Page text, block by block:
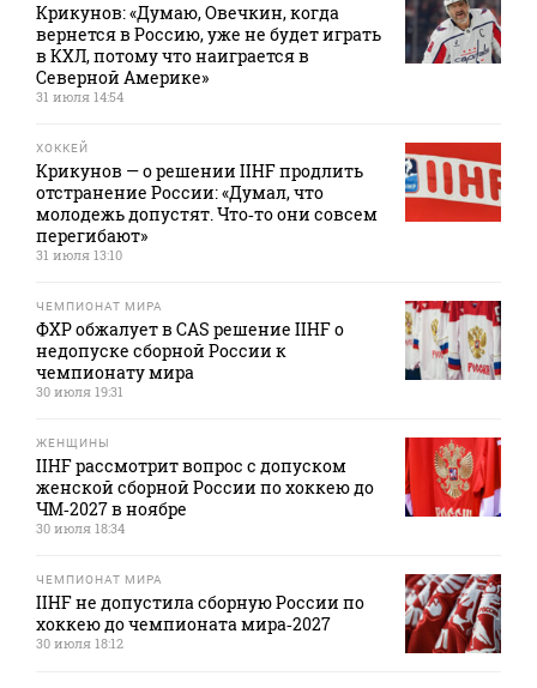
Крикунов: «Думаю, Овечкин, когда
вернется в Россию, уже не будет играть
в КХЛ, потому что наиграется в
Северной Америке»
31 июля 14:54
ХОККЕЙ
Крикунов — о решении IIHF продлить
отстранение России: «Думал, что
молодежь допустят. Что‑то они совсем
перегибают»
31 июля 13:10
ЧЕМПИОНАТ МИРА
ФХР обжалует в CAS решение IIHF о
недопуске сборной России к
чемпионату мира
30 июля 19:31
ЖЕНЩИНЫ
IIHF рассмотрит вопрос с допуском
женской сборной России по хоккею до
ЧМ‑2027 в ноябре
30 июля 18:34
ЧЕМПИОНАТ МИРА
IIHF не допустила сборную России по
хоккею до чемпионата мира‑2027
30 июля 18:12